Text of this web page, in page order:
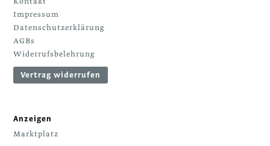
Impressum
Datenschutzerklärung
AGBs
Widerrufsbelehrung
Vertrag widerrufen
Anzeigen
Marktplatz